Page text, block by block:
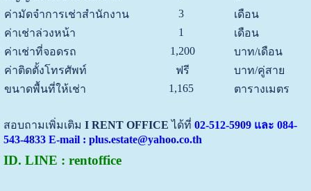
ค่ามัดจำการเช่าสำนักงาน
3
เดือน
ค่าเช่าล่วงหน้า
1
เดือน
ค่าเช่าที่จอดรถ
1,200
บาท/เดือน
ค่าติดตั้งโทรศัพท์
ฟรี
บาท/คู่สาย
ขนาดพื้นที่ให้เช่า
1,165 ตารางเมตร
สอบถามเพิ่มเติม I RENT OFFICE ได้ที่ 02-512-5909 และ 084-
543-4833 E-mail : plus.estate@yahoo.co.th
ID. LINE : rentoffice